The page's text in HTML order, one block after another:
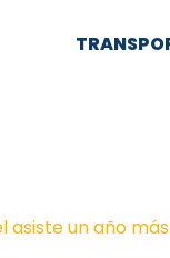
asiste un año